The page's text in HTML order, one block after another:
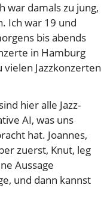
war damals zu jung,
Ich war 19 und
bis abends
in Hamburg
vielen Jazzkonzerten
hier alle Jazz-
AI, was uns
hat. Joannes,
zuerst, Knut, leg
Aussage
und dann kannst